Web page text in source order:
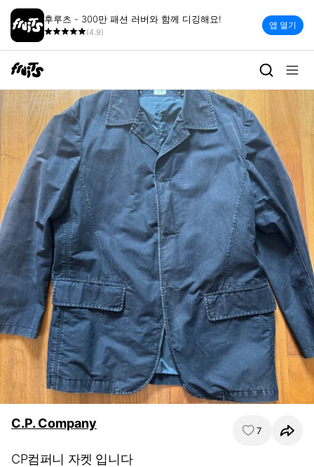
후루츠 - 300만 패션 러버와 함께 디깅해요!
(4.9)
앱 열기
C.P. Company 7
CP컴퍼니 자켓 입니다